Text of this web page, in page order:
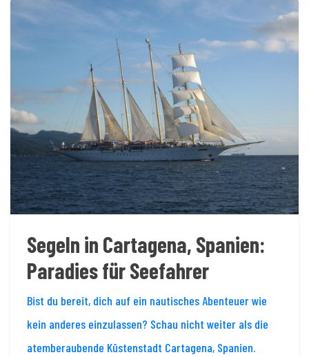
Segeln in Cartagena, Spanien:
Paradies für Seefahrer
Bist du bereit, dich auf ein nautisches Abenteuer wie
kein anderes einzulassen? Schau nicht weiter als die
atemberaubende Küstenstadt Cartagena, Spanien.